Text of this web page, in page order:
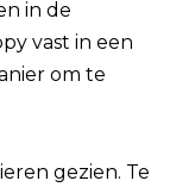
in de
vast in een
om te
gezien. Te